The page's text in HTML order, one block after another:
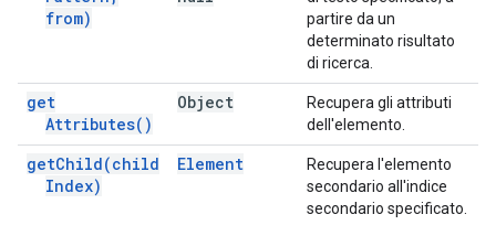
from)
partire da un
determinato risultato
di ricerca.
get
Attributes( )
Object
Recupera gli attributi
dell'elemento.
getChild(child
Index)
Element
Recupera l'elemento
secondario all'indice
secondario specificato.